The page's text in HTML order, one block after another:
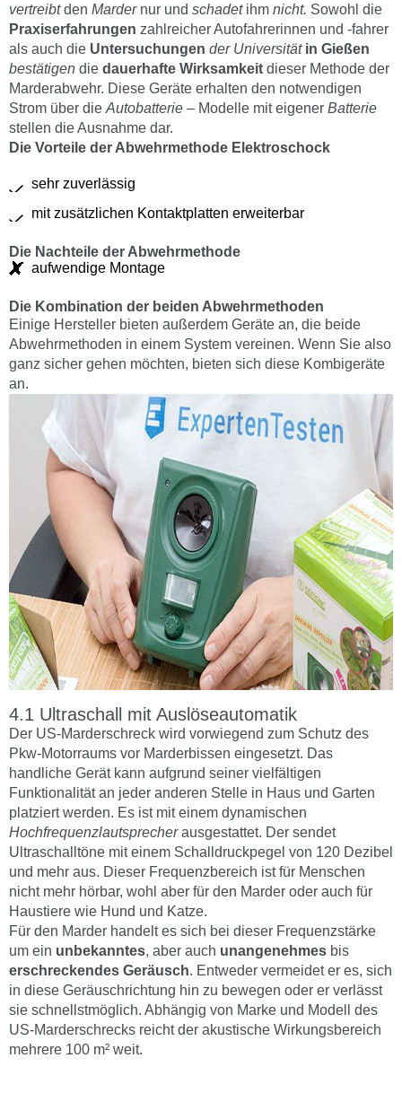
vertreibtden Mardernur und schadetihm nicht. Sowohl die
Praxiserfahrungen zahlreicher Autofahrerinnen und -fahrer
als auch die Untersuchungen der Universitätin Gießen
bestätigen die dauerhafte Wirksamkeit dieser Methode der
Marderabwehr. Diese Geräte erhalten den notwendigen
Strom über die Autobatterie – Modelle mit eigener Batterie
stellen die Ausnahme dar.
Die Vorteile der Abwehrmethode Elektroschock
sehr zuverlässig
mit zusätzlichen Kontaktplatten erweiterbar
Die Nachteile der Abwehrmethode
aufwendige Montage
Die Kombination der beiden Abwehrmethoden
Einige Hersteller bieten außerdem Geräte an, die beide
Abwehrmethoden in einem System vereinen. Wenn Sie also
ganz sicher gehen möchten, bieten sich diese Kombigeräte
an.
Ultraschall mit Auslöseautomatik
Der US-Marderschreck wird vorwiegend zum Schutz des
Pkw-Motorraums vor Marderbissen eingesetzt. Das
handliche Gerät kann aufgrund seiner vielfältigen
Funktionalität an jeder anderen Stelle in Haus und Garten
platziert werden. Es ist mit einem dynamischen
Hochfrequenzlautsprecherausgestattet. Der sendet
Ultraschalltöne mit einem Schalldruckpegel von 120 Dezibel
und mehr aus. Dieser Frequenzbereich ist für Menschen
nicht mehr hörbar, wohl aber für den Marder oder auch für
Haustiere wie Hund und Katze.
Für den Marder handelt es sich bei dieser Frequenzstärke
um ein unbekanntes, aber auch unangenehmes bis
erschreckendes Geräusch. Entweder vermeidet er es, sich
in diese Geräuschrichtung hin zu bewegen oder er verlässt
sie schnellstmöglich. Abhängig von Marke und Modell des
US-Marderschrecks reicht der akustische Wirkungsbereich
mehrere 100 m² weit.